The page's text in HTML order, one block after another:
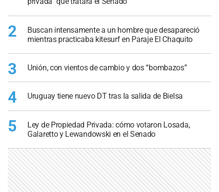
2
Buscan intensamente a un hombre que desapareció
mientras practicaba kitesurf en Paraje El Chaquito
3 Unión, con vientos de cambio y dos “bombazos”
4 Uruguay tiene nuevo DT tras la salida de Bielsa
5
Ley de Propiedad Privada: cómo votaron Losada,
Galaretto y Lewandowski en el Senado